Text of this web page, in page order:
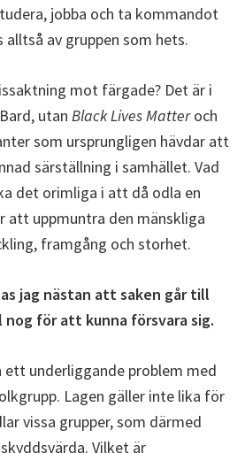
jobba och ta kommandot
av gruppen som hets.
mot färgade? Det är i
utan Black Lives Matteroch
som ursprungligen hävdar att
särställning i samhället. Vad
det orimliga i att då odla en
uppmuntra den mänskliga
framgång och storhet.
jag nästan att saken går till
nog för att kunna försvara sig.
ett underliggande problem med
Lagen gäller inte lika för
vissa grupper, som därmed
skyddsvärda. Vilket är